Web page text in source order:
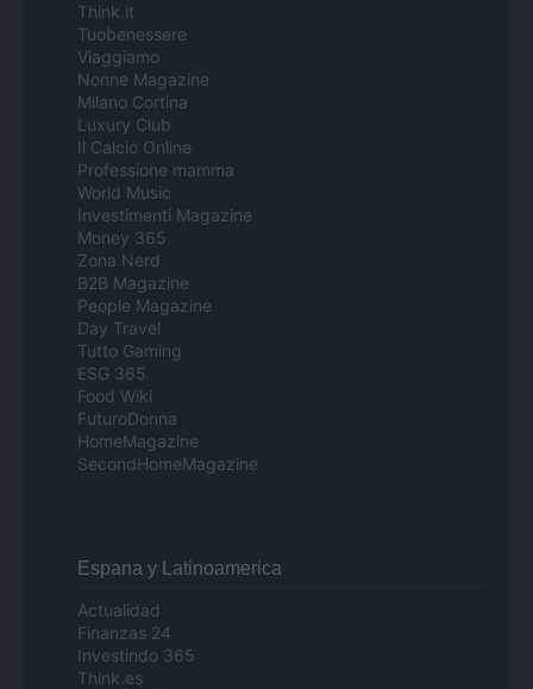
Think.it
Tuobenessere
Viaggiamo
Nonne Magazine
Milano Cortina
Luxury Club
Il Calcio Online
Professione mamma
World Music
Investimenti Magazine
Money 365
Zona Nerd
B2B Magazine
People Magazine
Day Travel
Tutto Gaming
ESG 365
Food Wiki
FuturoDonna
HomeMagazine
SecondHomeMagazine
Espana y Latinoamerica
Actualidad
Finanzas 24
Investindo 365
Think.es